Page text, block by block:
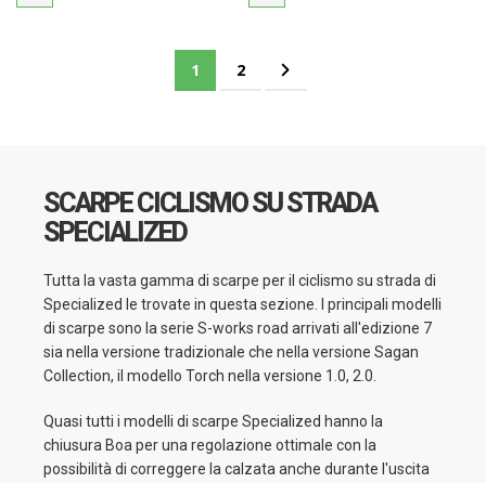
Attualmente stai leggendo la pagina
1 Pagina
2 Pagina
Successivo
SCARPE CICLISMO SU STRADA
SPECIALIZED
Tutta la vasta gamma di scarpe per il ciclismo su strada di
Specialized le trovate in questa sezione. I principali modelli
di scarpe sono la serie S-works road arrivati all'edizione 7
sia nella versione tradizionale che nella versione Sagan
Collection, il modello Torch nella versione 1.0, 2.0.
Quasi tutti i modelli di scarpe Specialized hanno la
chiusura Boa per una regolazione ottimale con la
possibilità di correggere la calzata anche durante l'uscita